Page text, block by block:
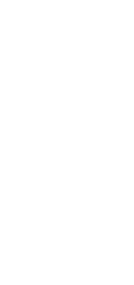
El seleccionador
12.30 horas en el
Telefónica de